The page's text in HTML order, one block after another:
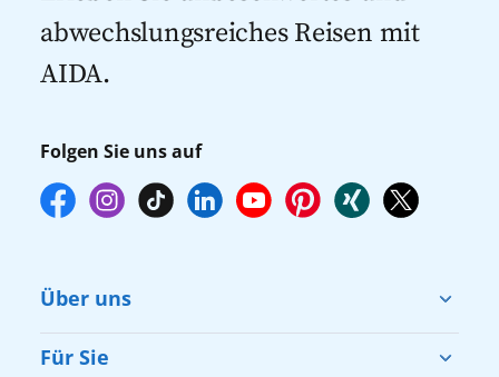
abwechslungsreiches Reisen mit
AIDA.
Folgen Sie uns auf
Über uns
Cruise & Help
Für Sie